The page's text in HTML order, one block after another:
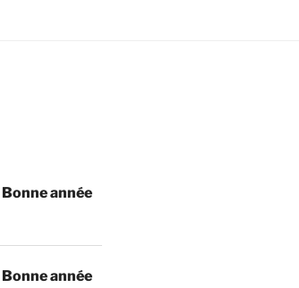
Bonne année
Bonne année